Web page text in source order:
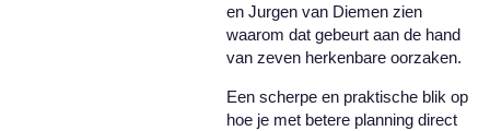
en Jurgen van Diemenzien
waarom dat gebeurt aan de hand
van zeven herkenbare oorzaken.
Een scherpe en praktische blik op
hoe je met betere planning direct